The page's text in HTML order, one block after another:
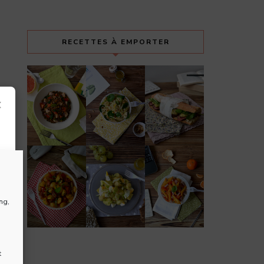
RECETTES À EMPORTER